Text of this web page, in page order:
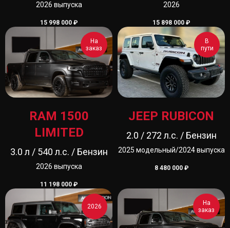
2026 выпуска
15 998 000 ₽
2026
15 898 000 ₽
На
заказ
RAM 1500
LIMITED
3.0 л / 540 л.с. / Бензин
2026 выпуска
11 198 000 ₽
В
пути
JEEP RUBICON
2.0 / 272 л.с. / Бензин
2025 модельный/2024 выпуска
8 480 000 ₽
2026
На
заказ